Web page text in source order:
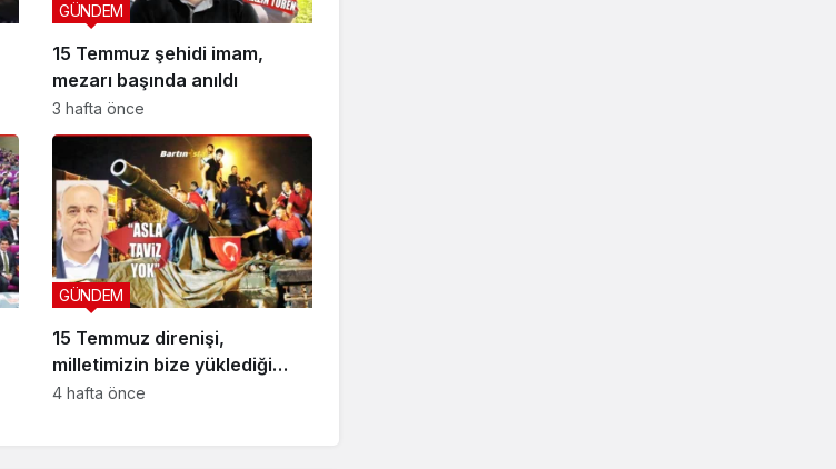
15 Temmuz şehidi imam,
mezarı başında anıldı
GÜNDEM
3 hafta önce
15 Temmuz direnişi,
milletimizin bize yüklediği
tarihi sorumluluk
GÜNDEM
4 hafta önce